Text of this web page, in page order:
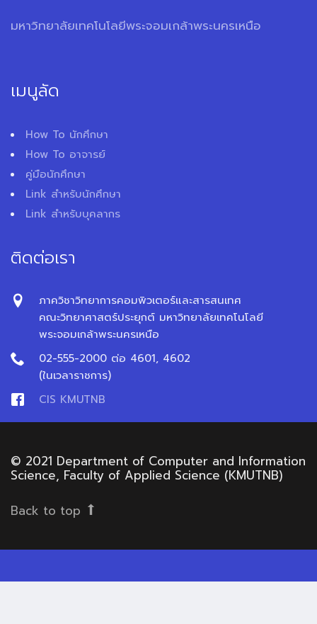
มหาวิทยาลัยเทคโนโลยีพระจอมเกล้าพระนครเหนือ
เมนูลัด
How To นักศึกษา
How To อาจารย์
คู่มือนักศึกษา
Link สำหรับนักศึกษา
Link สำหรับบุคลากร
ติดต่อเรา
ภาควิชาวิทยาการคอมพิวเตอร์และสารสนเทศ
คณะวิทยาศาสตร์ประยุกต์ มหาวิทยาลัยเทคโนโลยี
พระจอมเกล้าพระนครเหนือ
02-555-2000 ต่อ 4601, 4602
(ในเวลาราชการ)
CIS KMUTNB
© 2021 Department of Computer and Information
Science, Faculty of Applied Science (KMUTNB)
Back to top